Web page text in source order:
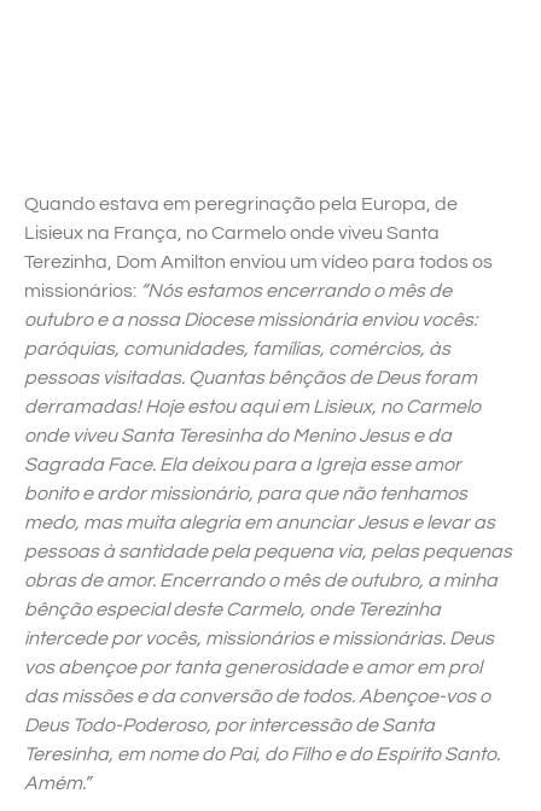
Quando estava em peregrinação pela Europa, de
Lisieux na França, no Carmelo onde viveu Santa
Terezinha, Dom Amilton enviou um vídeo para todos os
missionários: “Nós estamos encerrando o mês de
outubro e a nossa Diocese missionária enviou vocês:
paróquias, comunidades, famílias, comércios, às
pessoas visitadas. Quantas bênçãos de Deus foram
derramadas! Hoje estou aqui em Lisieux, no Carmelo
onde viveu Santa Teresinha do Menino Jesus e da
Sagrada Face. Ela deixou para a Igreja esse amor
bonito e ardor missionário, para que não tenhamos
medo, mas muita alegria em anunciar Jesus e levar as
pessoas à santidade pela pequena via, pelas pequenas
obras de amor. Encerrando o mês de outubro, a minha
bênção especial deste Carmelo, onde Terezinha
intercede por vocês, missionários e missionárias. Deus
vos abençoe por tanta generosidade e amor em prol
das missões e da conversão de todos. Abençoe-vos o
Deus Todo-Poderoso, por intercessão de Santa
Teresinha, em nome do Pai, do Filho e do Espírito Santo.
Amém.”